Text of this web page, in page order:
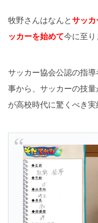
牧野さんはなんとサッ
ッカーを始めて今に至り
サッカー協会公認の指
事から、サッカーの技
が高校時代に驚くべき実